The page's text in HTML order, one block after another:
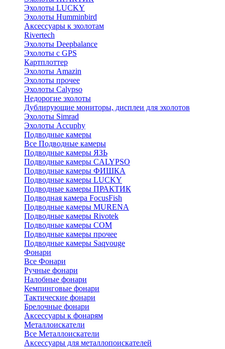
Эхолоты LUCKY
Эхолоты Humminbird
Аксессуары к эхолотам
Rivertech
Эхолоты Deepbalance
Эхолоты с GPS
Картплоттер
Эхолоты Amazin
Эхолоты прочее
Эхолоты Calypso
Недорогие эхолоты
Дублирующие мониторы, дисплеи для эхолотов
Эхолоты Simrad
Эхолоты Accuphy
Подводные камеры
Все Подводные камеры
Подводные камеры ЯЗЬ
Подводные камеры CALYPSO
Подводные камеры ФИШКА
Подводные камеры LUCKY
Подводные камеры ПРАКТИК
Подводная камера FocusFish
Подводные камеры MURENA
Подводные камеры Rivotek
Подводные камеры СОМ
Подводные камеры прочее
Подводные камеры Saqvouge
Фонари
Все Фонари
Ручные фонари
Налобные фонари
Кемпинговые фонари
Тактические фонари
Брелочные фонари
Аксессуары к фонарям
Металлоискатели
Все Металлоискатели
Аксессуары для металлопоискателей